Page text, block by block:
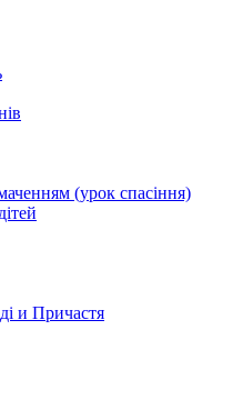
(урок спасіння)
и Причастя